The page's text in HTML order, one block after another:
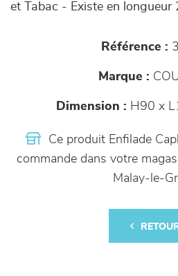
et Tabac - Existe en longueur
Référence :
Marque :
Dimension : H90 x
Ce produit Enfilade
commande dans votre
Malay-le-